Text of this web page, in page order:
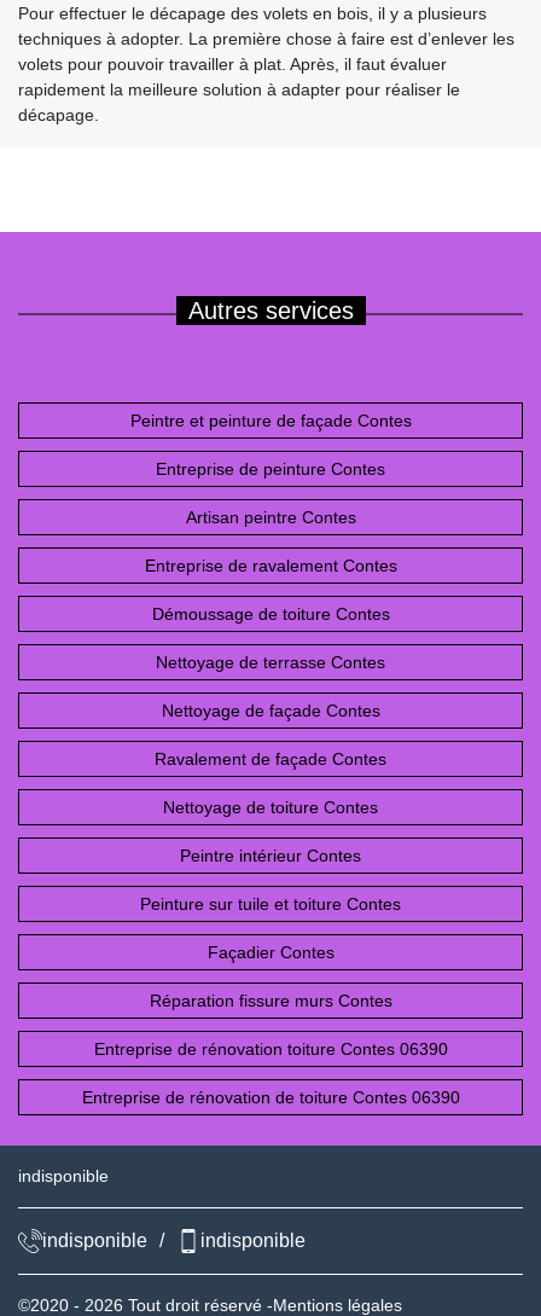
Pour effectuer le décapage des volets en bois, il y a plusieurs
techniques à adopter. La première chose à faire est d’enlever les
volets pour pouvoir travailler à plat. Après, il faut évaluer
rapidement la meilleure solution à adapter pour réaliser le
décapage.
Autres services
Peintre et peinture de façade Contes
Entreprise de peinture Contes
Artisan peintre Contes
Entreprise de ravalement Contes
Démoussage de toiture Contes
Nettoyage de terrasse Contes
Nettoyage de façade Contes
Ravalement de façade Contes
Nettoyage de toiture Contes
Peintre intérieur Contes
Peinture sur tuile et toiture Contes
Façadier Contes
Réparation fissure murs Contes
Entreprise de rénovation toiture Contes 06390
Entreprise de rénovation de toiture Contes 06390
indisponible
indisponible / indisponible
©2020 - 2026 Tout droit réservé -Mentions légales